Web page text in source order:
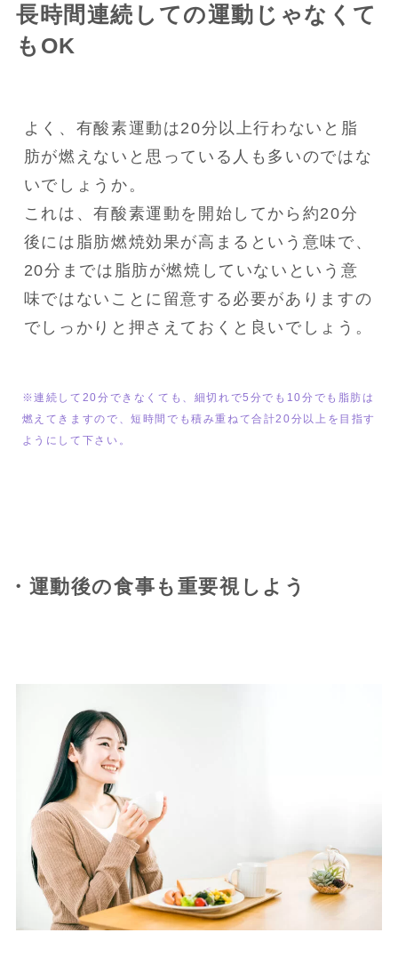
長時間連続しての運動じゃなくて
もOK
よく、有酸素運動は20分以上行わないと脂
肪が燃えないと思っている人も多いのではな
いでしょうか。
これは、有酸素運動を開始してから約20分
後には脂肪燃焼効果が高まるという意味で、
20分までは脂肪が燃焼していないという意
味ではないことに留意する必要がありますの
でしっかりと押さえておくと良いでしょう。
※連続して20分できなくても、細切れで5分でも10分でも脂肪は
燃えてきますので、短時間でも積み重ねて合計20分以上を目指す
ようにして下さい。
・運動後の食事も重要視しよう